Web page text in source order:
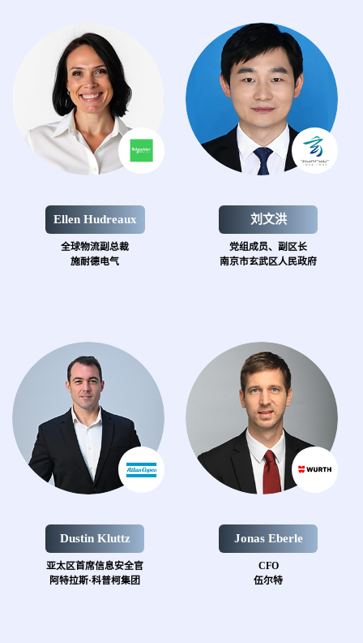
Ellen Hudreaux
全球物流副总裁
施耐德电气
刘文洪
党组成员、副区长
南京市玄武区人民政府
Dustin Kluttz
亚太区首席信息安全官
阿特拉斯·科普柯集团
Jonas Eberle
CFO
伍尔特